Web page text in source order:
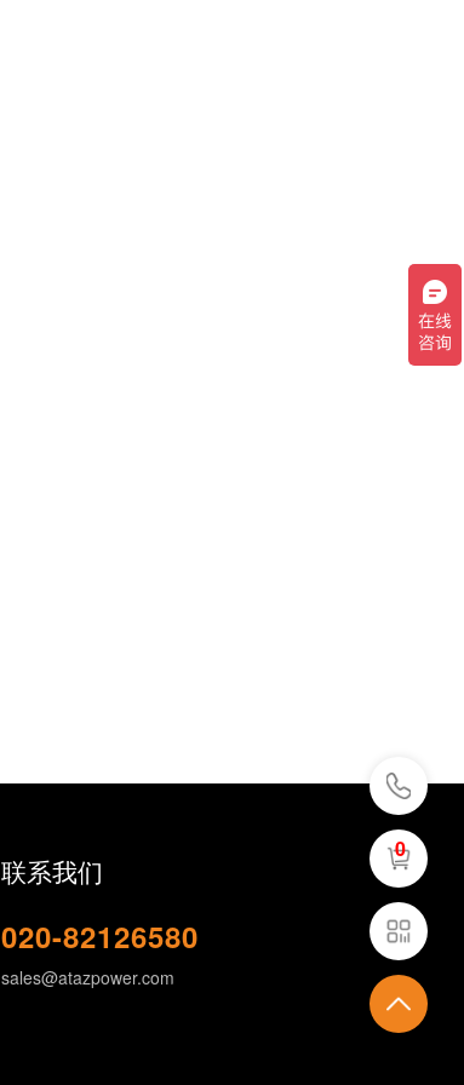
联系我们
020-82126580
sales@atazpower.com
0